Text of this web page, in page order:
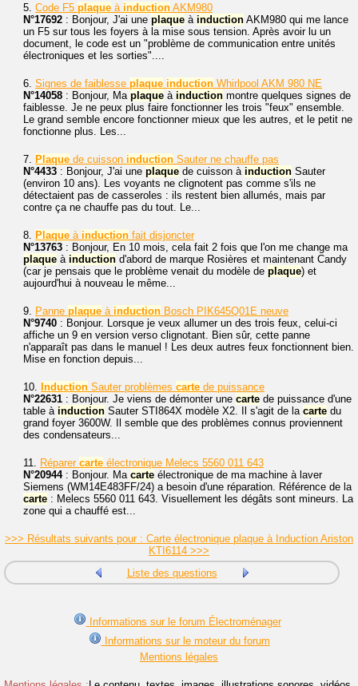
5. Code F5 plaque à induction AKM980
N°17692 : Bonjour, J'ai une plaque à induction AKM980 qui me lance
un F5 sur tous les foyers à la mise sous tension. Après avoir lu un
document, le code est un "problème de communication entre unités
électroniques et les sorties"....
6. Signes de faiblesse plaque induction Whirlpool AKM 980 NE
N°14058 : Bonjour, Ma plaque à induction montre quelques signes de
faiblesse. Je ne peux plus faire fonctionner les trois "feux" ensemble.
Le grand semble encore fonctionner mieux que les autres, et le petit ne
fonctionne plus. Les...
7. Plaque de cuisson induction Sauter ne chauffe pas
N°4433 : Bonjour, J'ai une plaque de cuisson à induction Sauter
(environ 10 ans). Les voyants ne clignotent pas comme s'ils ne
détectaient pas de casseroles : ils restent bien allumés, mais par
contre ça ne chauffe pas du tout. Le...
8. Plaque à induction fait disjoncter
N°13763 : Bonjour, En 10 mois, cela fait 2 fois que l'on me change ma
plaque à induction d'abord de marque Rosières et maintenant Candy
(car je pensais que le problème venait du modèle de plaque) et
aujourd'hui à nouveau le même...
9. Panne plaque à induction Bosch PIK645Q01E neuve
N°9740 : Bonjour. Lorsque je veux allumer un des trois feux, celui-ci
affiche un 9 en version verso clignotant. Bien sûr, cette panne
n'apparaît pas dans le manuel ! Les deux autres feux fonctionnent bien.
Mise en fonction depuis...
10. Induction Sauter problèmes carte de puissance
N°22631 : Bonjour. Je viens de démonter une carte de puissance d'une
table à induction Sauter STI864X modèle X2. Il s'agit de la carte du
grand foyer 3600W. Il semble que des problèmes connus proviennent
des condensateurs...
11. Réparer carte électronique Melecs 5560 011 643
N°20944: Bonjour. Ma carte électronique de ma machine à laver
Siemens (WM14E483FF/24) a besoin d'une réparation. Référence de la
carte : Melecs 5560 011 643. Visuellement les dégâts sont mineurs. La
zone qui a chauffé est...
>>> Résultats suivants pour : Carte électronique plaque à Induction Ariston
KTI6114 >>>
Liste des questions
Informations sur le forum Électroménager
Informations sur le moteur du forum
Mentions légales